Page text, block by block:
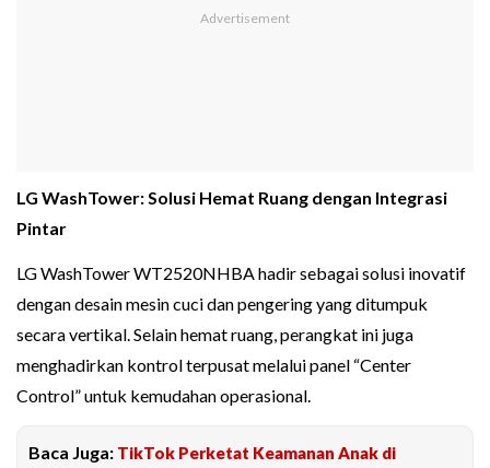
LG WashTower: Solusi Hemat Ruang dengan Integrasi
Pintar
LG WashTower WT2520NHBA hadir sebagai solusi inovatif
dengan desain mesin cuci dan pengering yang ditumpuk
secara vertikal. Selain hemat ruang, perangkat ini juga
menghadirkan kontrol terpusat melalui panel “Center
Control” untuk kemudahan operasional.
Baca Juga: TikTok Perketat Keamanan Anak di